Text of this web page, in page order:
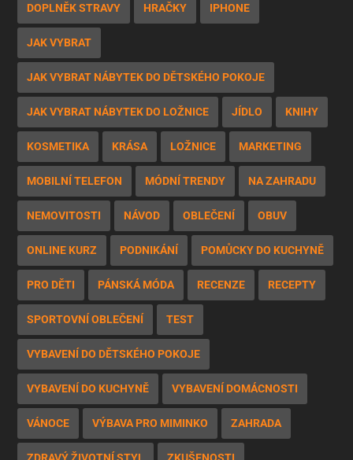
DOPLNĚK STRAVY HRAČKY IPHONE
JAK VYBRAT
JAK VYBRAT NÁBYTEK DO DĚTSKÉHO POKOJE
JAK VYBRAT NÁBYTEK DO LOŽNICE JÍDLO KNIHY
KOSMETIKA KRÁSA LOŽNICE MARKETING
MOBILNÍ TELEFON MÓDNÍ TRENDY NA ZAHRADU
NEMOVITOSTI NÁVOD OBLEČENÍ OBUV
ONLINE KURZ PODNIKÁNÍ POMŮCKY DO KUCHYNĚ
PRO DĚTI PÁNSKÁ MÓDA RECENZE RECEPTY
SPORTOVNÍ OBLEČENÍ TEST
VYBAVENÍ DO DĚTSKÉHO POKOJE
VYBAVENÍ DO KUCHYNĚ VYBAVENÍ DOMÁCNOSTI
VÁNOCE VÝBAVA PRO MIMINKO ZAHRADA